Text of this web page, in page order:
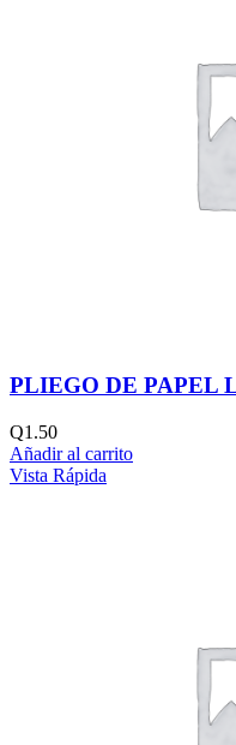
PLIEGO DE PAPEL
Q1.50
Añadir al carrito
Vista Rápida